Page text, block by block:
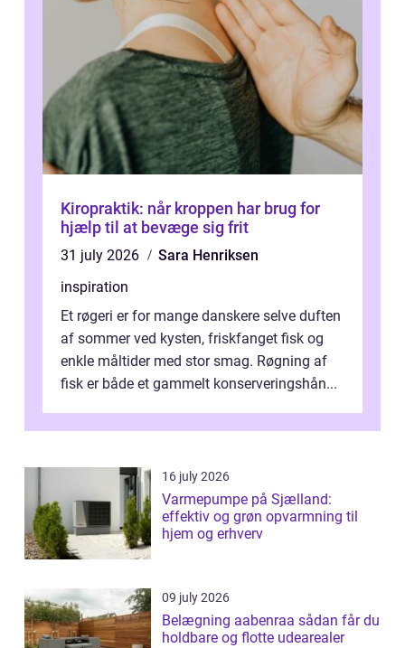
Kiropraktik: når kroppen har brug for
hjælp til at bevæge sig frit
31 july 2026
Sara Henriksen
inspiration
Et røgeri er for mange danskere selve duften
af sommer ved kysten, friskfanget fisk og
enkle måltider med stor smag. Røgning af
fisk er både et gammelt konserveringshån...
16 july 2026
Varmepumpe på Sjælland:
effektiv og grøn opvarmning til
hjem og erhverv
09 july 2026
Belægning aabenraa sådan får du
holdbare og flotte udearealer